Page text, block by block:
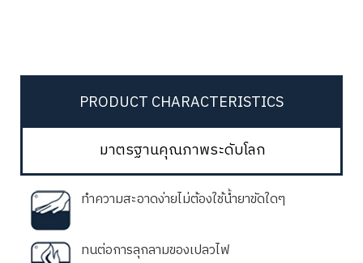
PRODUCT CHARACTERISTICS
มาตรฐานคุณภาพระดับโลก
ทำความสะอาดง่ายไม่ต้องใช้น้ำยาขัดใดๆ
ทนต่อการลุกลามของเปลวไฟ